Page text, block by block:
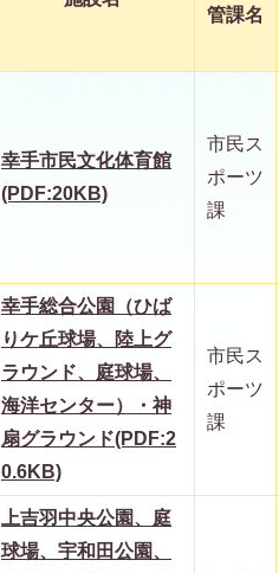
管課名
幸手市民文化体育館
(PDF:20KB)
市民ス
ポーツ
課
幸手総合公園（ひば
りケ丘球場、陸上グ
ラウンド、庭球場、
海洋センター）・神
扇グラウンド(PDF:2
0.6KB)
市民ス
ポーツ
課
上吉羽中央公園、庭
球場、宇和田公園、